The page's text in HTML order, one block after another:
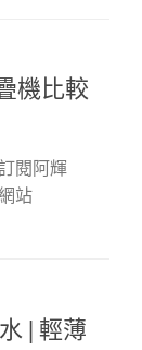
機比較
閱阿輝
站
| 輕薄